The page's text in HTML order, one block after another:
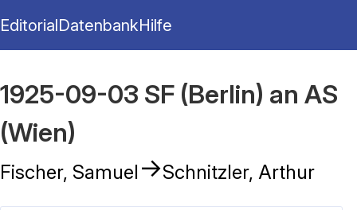
EditorialDatenbankHilfe
1925-09-03 SF (Berlin) an AS
(Wien)
Fischer, Samuel →Schnitzler, Arthur